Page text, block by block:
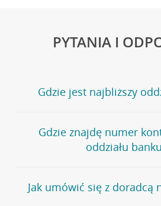
PYTANIA I
Gdzie jest najbliższy
Jeśli szukasz oddziału naszego
stronęPlacówki i bankomaty, na
wygodna wyszukiwarka.
oddziałów
Gdzie znajdę numer
oddziału
Bank Credit Agricole nie udostępnia
telefonu do placówki bankowej.
Jak umówić się z doradcą